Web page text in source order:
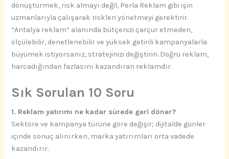
dönüştürmek, risk almayı değil, Perla Reklam gibi işin
uzmanlarıyla çalışarak riskleri yönetmeyi gerektirir.
“Antalya reklam” alanında bütçenizi çarçur etmeden,
ölçülebilir, denetlenebilir ve yüksek getirili kampanyalarla
büyümek istiyorsanız, stratejinizi değiştirin. Doğru reklam,
harcadığından fazlasını kazandıran reklamdır.
Sık Sorulan 10 Soru
1. Reklam yatırımı ne kadar sürede geri döner?
Sektöre ve kampanya türüne göre değişir; dijitalde günler
içinde sonuç alınırken, marka yatırımları orta vadede
kazandırır.